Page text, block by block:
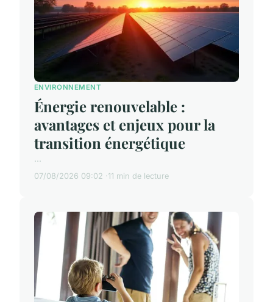
ENVIRONNEMENT
Énergie renouvelable :
avantages et enjeux pour la
transition énergétique
...
07/08/2026 09:02 11 min de lecture